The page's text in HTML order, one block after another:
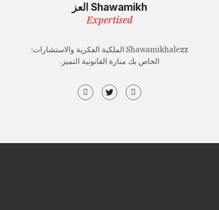
Shawamikh العز
Expertised
Shawamikhalezz الملكية الفكرية والاستشارات:
الخاص بك منارة القانونية التميز.